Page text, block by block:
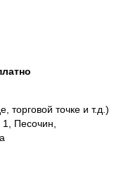
торговой точке и т.д.)
Песочин,